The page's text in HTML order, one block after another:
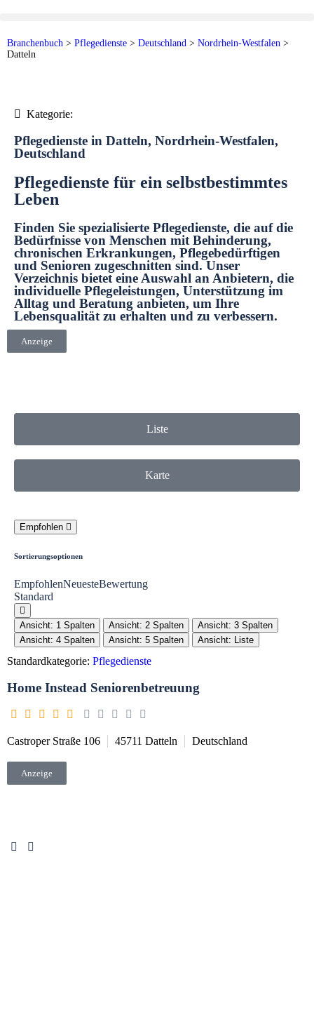
Branchenbuch > Pflegedienste > Deutschland > Nordrhein-Westfalen >
Datteln
Kategorie:
Pflegedienste in Datteln, Nordrhein-Westfalen,
Deutschland
Pflegedienste für ein selbstbestimmtes
Leben
Finden Sie spezialisierte Pflegedienste, die auf die
Bedürfnisse von Menschen mit Behinderung,
chronischen Erkrankungen, Pflegebedürftigen
und Senioren zugeschnitten sind. Unser
Verzeichnis bietet eine Auswahl an Anbietern, die
individuelle Pflegeleistungen, Unterstützung im
Alltag und Beratung anbieten, um Ihre
Lebensqualität zu erhalten und zu verbessern.
Anzeige
Liste
Karte
Empfohlen
Sortierungsoptionen
EmpfohlenNeuesteBewertung
Standard
Ansicht: 1 Spalten Ansicht: 2 Spalten
Ansicht: 3 Spalten
Ansicht: 4 Spalten
Ansicht: 5 Spalten Ansicht: Liste
Standardkategorie: Pflegedienste
Home Instead Seniorenbetreuung
Castroper Straße 106 45711 Datteln Deutschland
Anzeige